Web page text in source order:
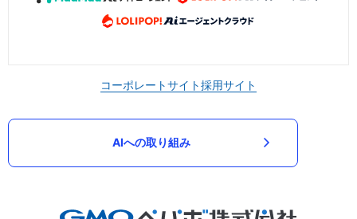
コーポレートサイト採用サイト
AIへの取り組み